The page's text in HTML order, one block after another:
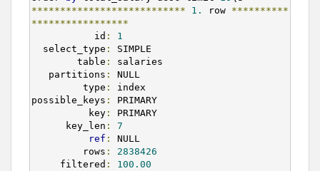
***************************
1. row **********
*****************
           id
:
1
  select_type
:
SIMPLE
        table
:
salaries
   partitions
:
NULL
         type
:
index
possible_keys :
PRIMARY
          key
:
PRIMARY
      key_len
:
7
ref :
NULL
         rows
:
2838426
     filtered
:
100.00